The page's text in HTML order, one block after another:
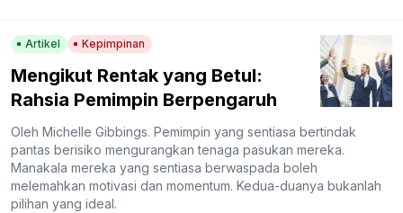
Artikel Kepimpinan
Mengikut Rentak yang Betul:
Rahsia Pemimpin Berpengaruh
Oleh Michelle Gibbings. Pemimpin yang sentiasa bertindak
pantas berisiko mengurangkan tenaga pasukan mereka.
Manakala mereka yang sentiasa berwaspada boleh
melemahkan motivasi dan momentum. Kedua-duanya bukanlah
pilihan yang ideal.